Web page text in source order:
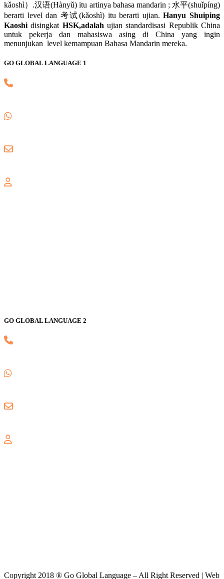
kǎoshì）.汉语(Hànyǔ) itu artinya bahasa mandarin ; 水平(shuǐpíng)
berarti level dan 考试(kǎoshì) itu berarti ujian.Hanyu Shuiping
Kaoshi disingkat HSK,adalah ujian standardisasi Republik China
untuk pekerja dan mahasiswa asing di China yang ingin
menunjukan level kemampuan Bahasa Mandarin mereka.
GO GLOBAL LANGUAGE 1
GO GLOBAL LANGUAGE 2
Copyright 2018 ® Go Global Language – All Right Reserved | Web